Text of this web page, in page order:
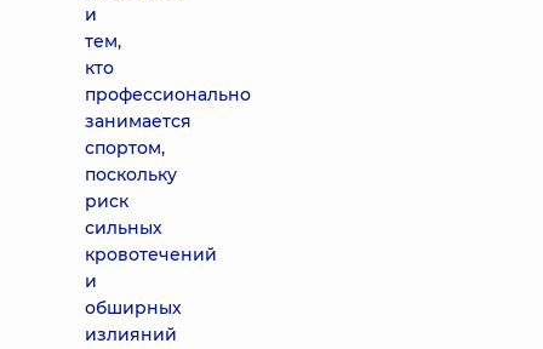
и
тем,
кто
профессионально
занимается
спортом,
поскольку
риск
сильных
кровотечений
и
обширных
излияний